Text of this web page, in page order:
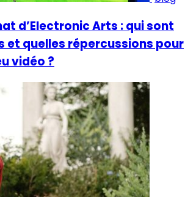
d’Electronic Arts : qui sont
et quelles répercussions pour
vidéo ?